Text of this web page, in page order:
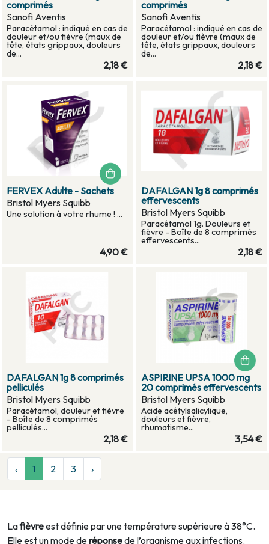
Lafièvreest définie par une température supérieure à 38°C.
Elle est un mode deréponsede l’organisme aux infections.
comprimés
Sanofi Aventis
Paracétamol : indiqué en cas de
douleur et/ou fièvre (maux de
tête, états grippaux, douleurs
de...
2,18 €
comprimés
Sanofi Aventis
Paracétamol : indiqué en cas de
douleur et/ou fièvre (maux de
tête, états grippaux, douleurs
de...
2,18 €
FERVEX Adulte - Sachets
Bristol Myers Squibb
Une solution à votre rhume ! ...
4,90 €
DAFALGAN 1g 8 comprimés
effervescents
Bristol Myers Squibb
Paracétamol 1g. Douleurs et
fièvre - Boîte de 8 comprimés
effervescents...
2,18 €
DAFALGAN 1g 8 comprimés
pelliculés
Bristol Myers Squibb
Paracétamol, douleur et fièvre
- Boîte de 8 comprimés
pelliculés...
2,18 €
ASPIRINE UPSA 1000 mg
20 comprimés effervescents
Bristol Myers Squibb
Acide acétylsalicylique,
douleurs et fièvre,
rhumatisme...
3,54 €
‹ 1 2 3 ›